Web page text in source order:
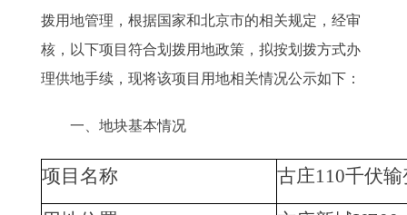
拨用地管理，根据国家和北京市的相关规定，经审
核，以下项目符合划拨用地政策，拟按划拨方式办
理供地手续，现将该项目用地相关情况公示如下：
一、地块基本情况
项目名称 古庄110千伏